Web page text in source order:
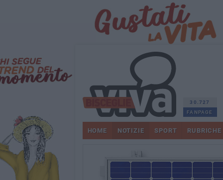
30.727
FANPAGE
HOME NOTIZIE SPORT RUBRICHE